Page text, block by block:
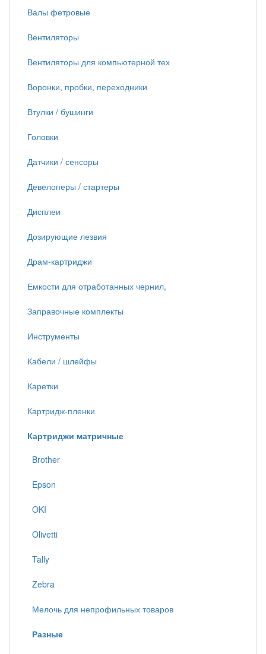
Валы фетровые
Вентиляторы
Вентиляторы для компьютерной тех
Воронки, пробки, переходники
Втулки / бушинги
Головки
Датчики / сенсоры
Девелоперы / стартеры
Дисплеи
Дозирующие лезвия
Драм-картриджи
Емкости для отработанных чернил,
Заправочные комплекты
Инструменты
Кабели / шлейфы
Каретки
Картридж-пленки
Картриджи матричные
Brother
Epson
OKI
Olivetti
Tally
Zebra
Мелочь для непрофильных товаров
Разные